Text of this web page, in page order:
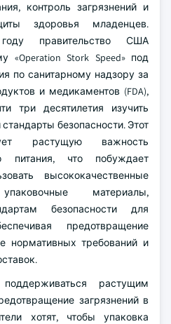
контроль загрязнений и
здоровья младенцев.
правительство США
«Operation Stork Speed» под
по санитарному надзору за
и медикаментов (FDA),
три десятилетия изучить
безопасности. Этот
растущую важность
питания, что побуждает
высококачественные
материалы,
безопасности для
предотвращение
нормативных требований и
растущим
загрязнений в
хотят, чтобы упаковка